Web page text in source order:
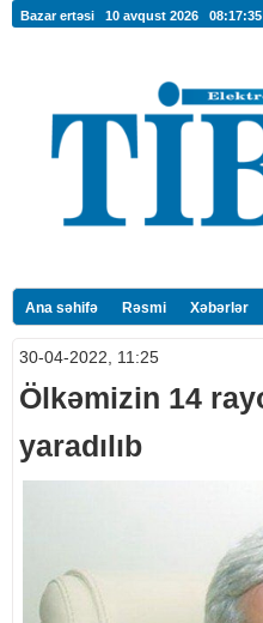
Bazar ertəsi 10 avqust 2026 08:17:36
Ana səhifə Rəsmi Xəbərlər
30-04-2022, 11:25
Ölkəmizin 14
yaradılıb